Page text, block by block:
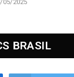
05/2025
BRASIL